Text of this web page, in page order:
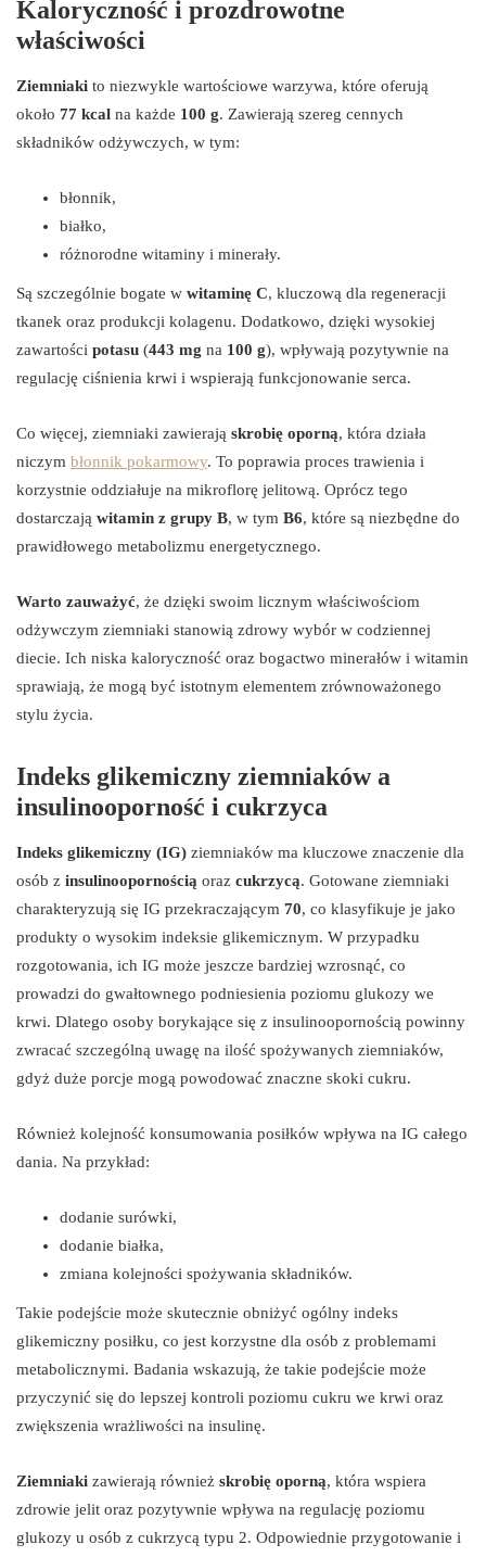
Kaloryczność i prozdrowotne
właściwości
Ziemniaki to niezwykle wartościowe warzywa, które oferują
około 77 kcal na każde 100 g. Zawierają szereg cennych
składników odżywczych, w tym:
błonnik,
białko,
różnorodne witaminy i minerały.
Są szczególnie bogate w witaminę C, kluczową dla regeneracji
tkanek oraz produkcji kolagenu. Dodatkowo, dzięki wysokiej
zawartości potasu (443 mg na 100 g), wpływają pozytywnie na
regulację ciśnienia krwi i wspierają funkcjonowanie serca.
Co więcej, ziemniaki zawierają skrobię oporną, która działa
niczym błonnik pokarmowy. To poprawia proces trawienia i
korzystnie oddziałuje na mikroflorę jelitową. Oprócz tego
dostarczają witamin z grupy B, w tym B6, które są niezbędne do
prawidłowego metabolizmu energetycznego.
Warto zauważyć, że dzięki swoim licznym właściwościom
odżywczym ziemniaki stanowią zdrowy wybór w codziennej
diecie. Ich niska kaloryczność oraz bogactwo minerałów i witamin
sprawiają, że mogą być istotnym elementem zrównoważonego
stylu życia.
Indeks glikemiczny ziemniaków a
insulinooporność i cukrzyca
Indeks glikemiczny (IG) ziemniaków ma kluczowe znaczenie dla
osób z insulinoopornością oraz cukrzycą. Gotowane ziemniaki
charakteryzują się IG przekraczającym 70, co klasyfikuje je jako
produkty o wysokim indeksie glikemicznym. W przypadku
rozgotowania, ich IG może jeszcze bardziej wzrosnąć, co
prowadzi do gwałtownego podniesienia poziomu glukozy we
krwi. Dlatego osoby borykające się z insulinoopornością powinny
zwracać szczególną uwagę na ilość spożywanych ziemniaków,
gdyż duże porcje mogą powodować znaczne skoki cukru.
Również kolejność konsumowania posiłków wpływa na IG całego
dania. Na przykład:
dodanie surówki,
dodanie białka,
zmiana kolejności spożywania składników.
Takie podejście może skutecznie obniżyć ogólny indeks
glikemiczny posiłku, co jest korzystne dla osób z problemami
metabolicznymi. Badania wskazują, że takie podejście może
przyczynić się do lepszej kontroli poziomu cukru we krwi oraz
zwiększenia wrażliwości na insulinę.
Ziemniaki zawierają również skrobię oporną, która wspiera
zdrowie jelit oraz pozytywnie wpływa na regulację poziomu
glukozy u osób z cukrzycą typu 2. Odpowiednie przygotowanie i